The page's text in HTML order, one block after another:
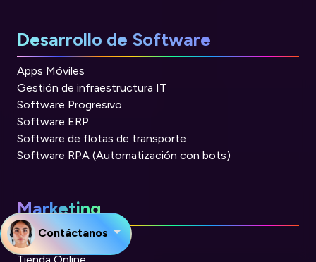
Contáctanos
Desarrollo de Software
Apps Móviles
Gestión de infraestructura IT
Software Progresivo
Software ERP
Software de flotas de transporte
Software RPA (Automatización con bots)
Marketing
Marketing